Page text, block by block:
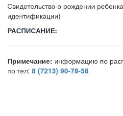
Свидетельство о рождении
идентификации)
РАСПИСАНИЕ:
Примечание: информацию по
по тел: 8 (7213) 90-78-58